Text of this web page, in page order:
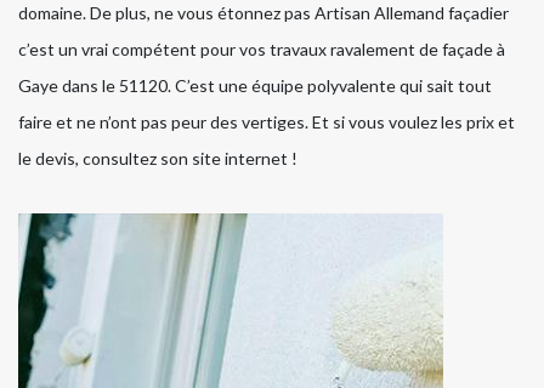
domaine. De plus, ne vous étonnez pas Artisan Allemand façadier
c’est un vrai compétent pour vos travaux ravalement de façade à
Gaye dans le 51120. C’est une équipe polyvalente qui sait tout
faire et ne n’ont pas peur des vertiges. Et si vous voulez les prix et
le devis, consultez son site internet !